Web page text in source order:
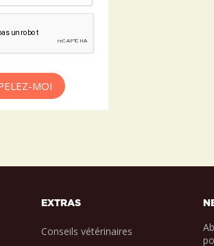
MOI
EXTRAS
Conseils vétérinaires